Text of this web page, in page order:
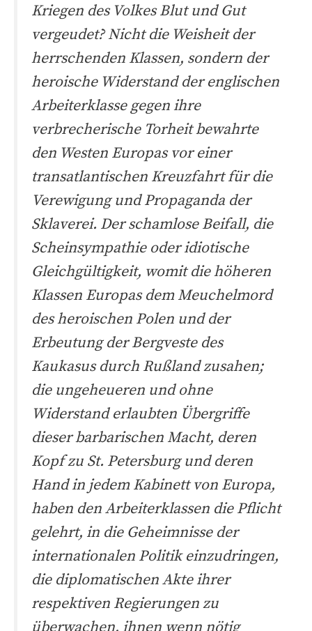
Kriegen des Volkes Blut und Gut
vergeudet? Nicht die Weisheit der
herrschenden Klassen, sondern der
heroische Widerstand der englischen
Arbeiterklasse gegen ihre
verbrecherische Torheit bewahrte
den Westen Europas vor einer
transatlantischen Kreuzfahrt für die
Verewigung und Propaganda der
Sklaverei. Der schamlose Beifall, die
Scheinsympathie oder idiotische
Gleichgültigkeit, womit die höheren
Klassen Europas dem Meuchelmord
des heroischen Polen und der
Erbeutung der Bergveste des
Kaukasus durch Rußland zusahen;
die ungeheueren und ohne
Widerstand erlaubten Übergriffe
dieser barbarischen Macht, deren
Kopf zu St. Petersburg und deren
Hand in jedem Kabinett von Europa,
haben den Arbeiterklassen die Pflicht
gelehrt, in die Geheimnisse der
internationalen Politik einzudringen,
die diplomatischen Akte ihrer
respektiven Regierungen zu
überwachen, ihnen wenn nötig